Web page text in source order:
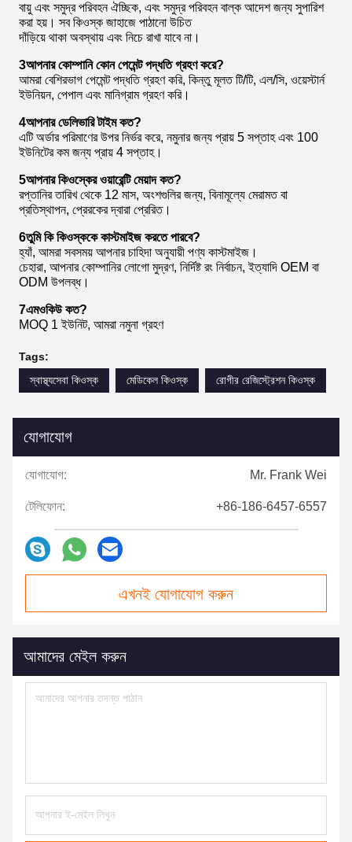
বায়ু এবং সমুদ্র পরিবহন ঐচ্ছিক, এবং সমুদ্র পরিবহন বাল্ক আদেশ জন্য সুপারিশ
করা হয়। সব কিওস্ক জাহাজে পাঠানো উচিত
দাঁড়িয়ে থাকা অবস্থায় এবং নিচে রাখা যাবে না।
3আপনার কোম্পানি কোন পেমেন্ট পদ্ধতি গ্রহণ করে?
আমরা বেশিরভাগ পেমেন্ট পদ্ধতি গ্রহণ করি, কিন্তু মূলত টি/টি, এল/সি, ওয়েস্টার্ন
ইউনিয়ন, পেপাল এবং মানিগ্রাম গ্রহণ করি।
4আপনার ডেলিভারি টাইম কত?
এটি অর্ডার পরিমাণের উপর নির্ভর করে, নমুনার জন্য প্রায় 5 সপ্তাহ এবং 100
ইউনিটের কম জন্য প্রায় 4 সপ্তাহ।
5আপনার কিওস্কের ওয়ারেন্টি মেয়াদ কত?
রপ্তানির তারিখ থেকে 12 মাস, অংশগুলির জন্য, বিনামূল্যে মেরামত বা
প্রতিস্থাপন, প্রেরকের দ্বারা প্রেরিত।
6তুমি কি কিওস্ককে কাস্টমাইজ করতে পারবে?
হ্যাঁ, আমরা সবসময় আপনার চাহিদা অনুযায়ী পণ্য কাস্টমাইজ।
চেহারা, আপনার কোম্পানির লোগো মুদ্রণ, নির্দিষ্ট রং নির্বাচন, ইত্যাদি OEM বা
ODM উপলব্ধ।
7এমওকিউ কত?
MOQ 1 ইউনিট, আমরা নমুনা গ্রহণ
Tags:
স্বাস্থ্যসেবা কিওস্ক
মেডিকেল কিওস্ক রোগীর রেজিস্ট্রেশন কিওস্ক
যোগাযোগ
যোগাযোগ: Mr. Frank Wei
টেলিফোন: +86-186-6457-6557
এখনই যোগাযোগ করুন
আমাদের মেইল ​​করুন